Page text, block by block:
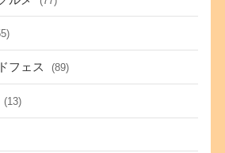
フェス (89)
(13)